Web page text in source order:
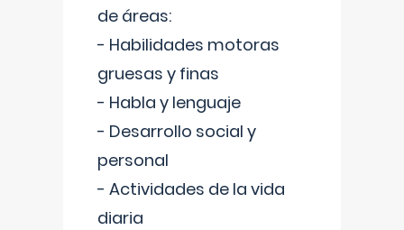
de áreas:
- Habilidades motoras
gruesas y finas
- Habla y lenguaje
- Desarrollo social y
personal
- Actividades de la vida
diaria